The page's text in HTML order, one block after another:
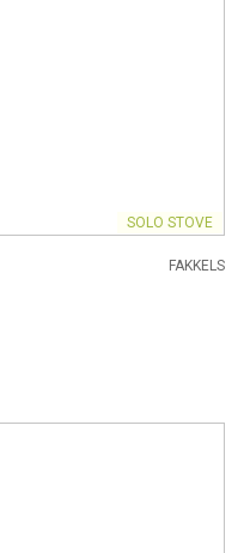
SOLO STOVE
FAKKELS